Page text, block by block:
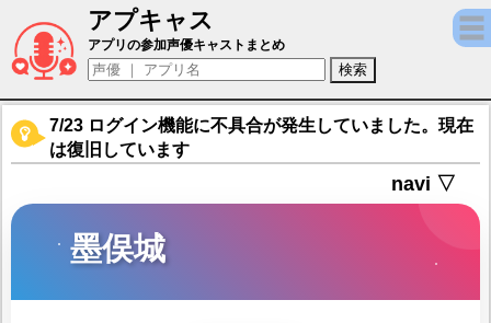
アプキャス
墨俣城（声優：小松未可子)【御城プロジェ
アプリの参加声優キャストまとめ
7/23 ログイン機能に不具合が発生していました。現在
は復旧しています
navi ▽
墨俣城